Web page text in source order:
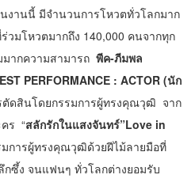
งานนี้ มีจำนวนการโหวตทั่วโลกมาก
มโหวตมากถึง 140,000 คนจากทุก
ากความสามารถ พีค-ภีมพล
PERFORMANCE : ACTOR (นัก
ตัดสินโดยกรรมการผู้ทรงคุณวุฒิ จาก
ร “สลักรักในแสงจันทร์”Love in
การผู้ทรงคุณวุฒิด้วยฝีไม้ลายมือที่
ซึ้ง จนแฟนๆ ทั่วโลกต่างยอมรับ